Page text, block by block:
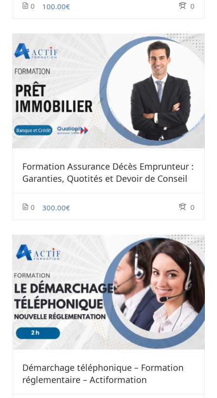
0 0
100.00€
Formation Assurance Décès Emprunteur :
Garanties, Quotités et Devoir de Conseil
0 0
300.00€
Démarchage téléphonique – Formation
réglementaire – Actiformation